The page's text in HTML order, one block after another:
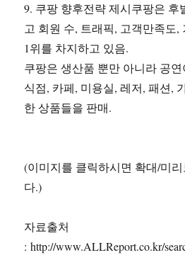
9. 쿠팡 향후전략 제시쿠팡은
고 회원 수, 트래픽, 고객만족도,
1위를 차지하고 있음.
쿠팡은 생산품 뿐만 아니라 공
식점, 카페, 미용실, 레저, 패션,
한 상품들을 판매.
(이미지를 클릭하시면 확대/미
다.)
자료출처
: http://www.ALLReport.co.kr/